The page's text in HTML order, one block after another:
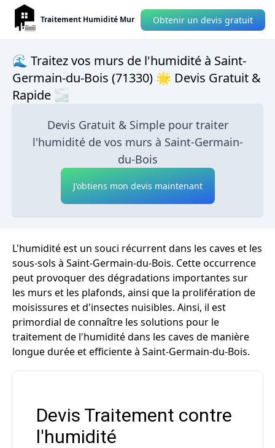
Traitement Humidité Mur Obtenir un devis gratuit
🌊 Traitez vos murs de l'humidité à Saint-
Germain-du-Bois (71330) 🌟 Devis Gratuit &
Rapide 🌫
Devis Gratuit & Simple pour traiter
l'humidité de vos murs à Saint-Germain-
du-Bois
J'obtiens mon devis maintenant
L'humidité est un souci récurrent dans les caves et les
sous-sols à Saint-Germain-du-Bois. Cette occurrence
peut provoquer des dégradations importantes sur
les murs et les plafonds, ainsi que la prolifération de
moisissures et d'insectes nuisibles. Ainsi, il est
primordial de connaître les solutions pour le
traitement de l'humidité dans les caves de manière
longue durée et efficiente à Saint-Germain-du-Bois.
Devis Traitement contre
l'humidité